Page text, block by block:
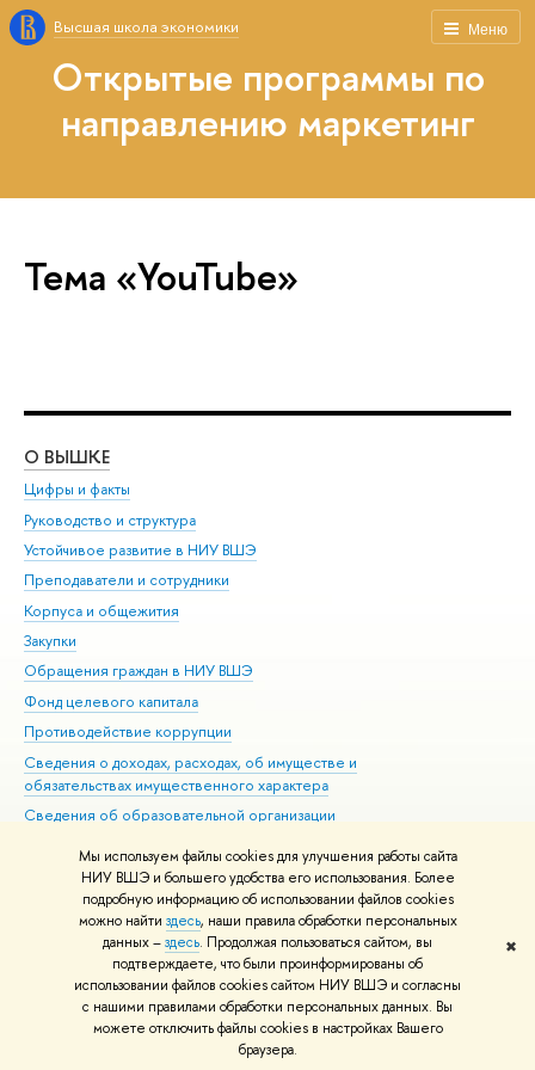
Мы используем файлы cookies для улучшения работы сайта
НИУ ВШЭ и большего удобства его использования. Более
подробную информацию об использовании файлов cookies
можно найти здесь, наши правила обработки персональных
данных –здесь. Продолжая пользоваться сайтом, вы
подтверждаете, что были проинформированы об
использовании файлов cookies сайтом НИУ ВШЭ и согласны
с нашими правилами обработки персональных данных. Вы
можете отключить файлы cookies в настройках Вашего
браузера.
✖
Меню
Высшая школа экономики
Открытые программы по
направлению маркетинг
Тема «YouTube»
О ВЫШКЕ
Цифры и факты
Руководство и структура
Устойчивое развитие в НИУ ВШЭ
Преподаватели и сотрудники
Корпуса и общежития
Закупки
Обращения граждан в НИУ ВШЭ
Фонд целевого капитала
Противодействие коррупции
Сведения о доходах, расходах, об имуществе и
обязательствах имущественного характера
Сведения об образовательной организации
Людям с ограниченными возможностями здоровья
Единая платежная страница
Работа в Вышке
© НИУ ВШЭ 1993–2026 Адреса и контакты Условия использования
материалов Политика конфиденциальности Карта сайта
Шрифты HSE Sans и HSE Slab разработаны вШколе дизайна НИУ ВШЭ